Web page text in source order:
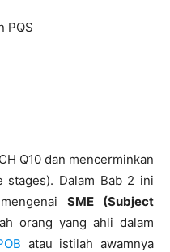
Q10 dan mencerminkan
Dalam Bab 2 ini
SME (Subject
orang yang ahli dalam
atau istilah awamnya